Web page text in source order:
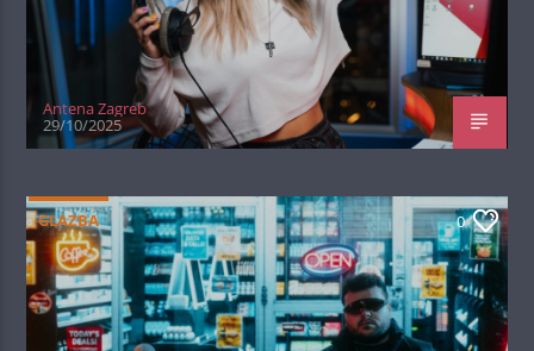
Antena Zagreb
29/10/2025
GLAZBA 0